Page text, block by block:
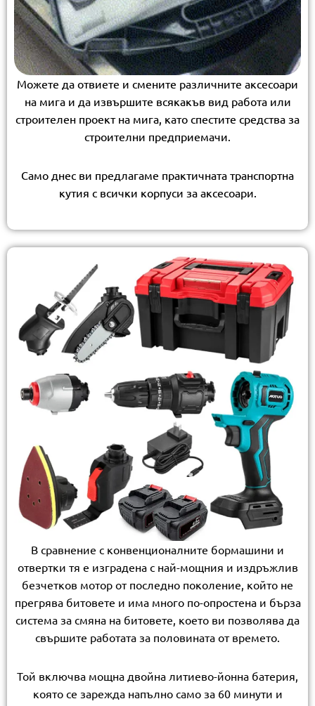
Можете да отвиете и смените различните аксесоари
на мига и да извършите всякакъв вид работа или
строителен проект на мига, като спестите средства за
строителни предприемачи.
Само днес ви предлагаме практичната транспортна
кутия с всички корпуси за аксесоари.
В сравнение с конвенционалните бормашини и
отвертки тя е изградена с най-мощния и издръжлив
безчетков мотор от последно поколение, който не
прегрява битовете и има много по-опростена и бърза
система за смяна на битовете, което ви позволява да
свършите работата за половината от времето.
Той включва мощна двойна литиево-йонна батерия,
която се зарежда напълно само за 60 минути и